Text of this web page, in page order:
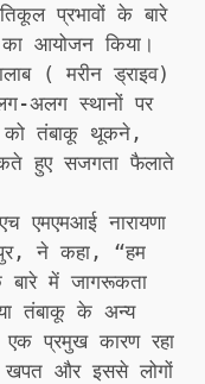
प्रभावों के बारे
आयोजन किया।
( मरीन ड्राइव)
अलग स्थानों पर
को तंबाकू थूकने,
हुए सजगता फैलाते
एमएमआई नारायणा
ने कहा, “हम
में जागरूकता
तंबाकू के अन्य
प्रमुख कारण रहा
और इससे लोगों